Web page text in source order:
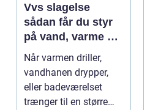
Vvs slagelse
sådan får du styr
på vand, varme og
energi i din bolig
Når varmen driller,
vandhanen drypper,
eller badeværelset
trænger til en større